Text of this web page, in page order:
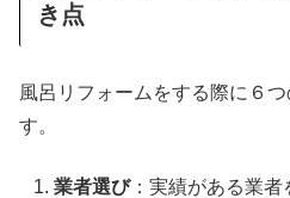
き点
風呂リフォームをする際に６
す。
業者選び：実績がある業者